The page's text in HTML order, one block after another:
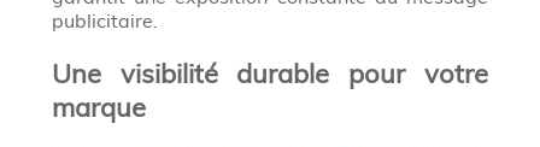
publicitaire.
Une visibilité durable pour votre
marque